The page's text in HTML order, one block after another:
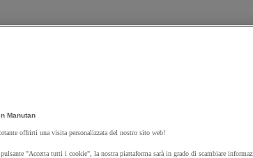
un prodotto:
Manutan
offrirti una visita personalizzata del nostro sito web!
"Accetta tutti i cookie", la nostra piattaforma sarà in grado di scambiare